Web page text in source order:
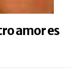
amor es